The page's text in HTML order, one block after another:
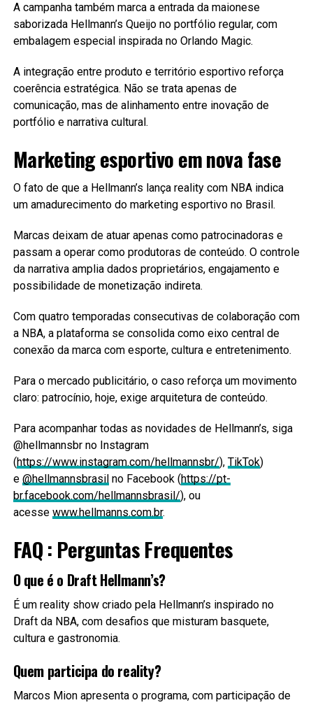
A campanha também marca a entrada da maionese
saborizada Hellmann’s Queijo no portfólio regular, com
embalagem especial inspirada no Orlando Magic.
A integração entre produto e território esportivo reforça
coerência estratégica. Não se trata apenas de
comunicação, mas de alinhamento entre inovação de
portfólio e narrativa cultural.
Marketing esportivo em nova fase
O fato de que a Hellmann’s lança reality com NBA indica
um amadurecimento do marketing esportivo no Brasil.
Marcas deixam de atuar apenas como patrocinadoras e
passam a operar como produtoras de conteúdo. O controle
da narrativa amplia dados proprietários, engajamento e
possibilidade de monetização indireta.
Com quatro temporadas consecutivas de colaboração com
a NBA, a plataforma se consolida como eixo central de
conexão da marca com esporte, cultura e entretenimento.
Para o mercado publicitário, o caso reforça um movimento
claro: patrocínio, hoje, exige arquitetura de conteúdo.
Para acompanhar todas as novidades de Hellmann’s, siga
@hellmannsbr no Instagram
(https://www.instagram.com/hellmannsbr/), TikTok)
e @hellmannsbrasilno Facebook (https://pt-
br.facebook.com/hellmannsbrasil/), ou
acesse www.hellmanns.com.br.
FAQ : Perguntas Frequentes
O que é o Draft Hellmann’s?
É um reality show criado pela Hellmann’s inspirado no
Draft da NBA, com desafios que misturam basquete,
cultura e gastronomia.
Quem participa do reality?
Marcos Mion apresenta o programa, com participação de